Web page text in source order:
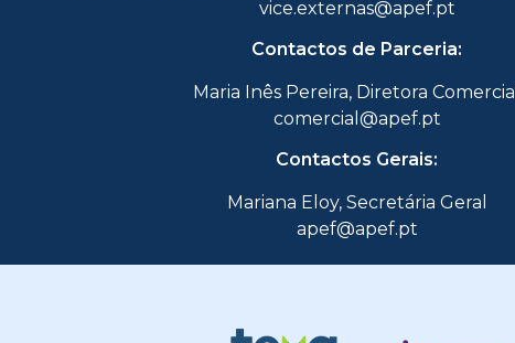
vice.externas@apef.pt
Contactos de Parceria:
Maria Inês Pereira, Diretora Comercial
comercial@apef.pt
Contactos Gerais:
Mariana Eloy, Secretária Geral
apef@apef.pt